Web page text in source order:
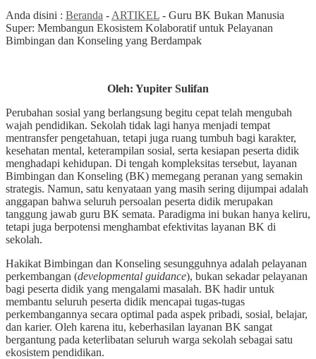
Anda disini : Beranda - ARTIKEL - Guru BK Bukan Manusia
Super: Membangun Ekosistem Kolaboratif untuk Pelayanan
Bimbingan dan Konseling yang Berdampak
Oleh: Yupiter Sulifan
Perubahan sosial yang berlangsung begitu cepat telah mengubah
wajah pendidikan. Sekolah tidak lagi hanya menjadi tempat
mentransfer pengetahuan, tetapi juga ruang tumbuh bagi karakter,
kesehatan mental, keterampilan sosial, serta kesiapan peserta didik
menghadapi kehidupan. Di tengah kompleksitas tersebut, layanan
Bimbingan dan Konseling (BK) memegang peranan yang semakin
strategis. Namun, satu kenyataan yang masih sering dijumpai adalah
anggapan bahwa seluruh persoalan peserta didik merupakan
tanggung jawab guru BK semata. Paradigma ini bukan hanya keliru,
tetapi juga berpotensi menghambat efektivitas layanan BK di
sekolah.
Hakikat Bimbingan dan Konseling sesungguhnya adalah pelayanan
perkembangan (developmental guidance), bukan sekadar pelayanan
bagi peserta didik yang mengalami masalah. BK hadir untuk
membantu seluruh peserta didik mencapai tugas-tugas
perkembangannya secara optimal pada aspek pribadi, sosial, belajar,
dan karier. Oleh karena itu, keberhasilan layanan BK sangat
bergantung pada keterlibatan seluruh warga sekolah sebagai satu
ekosistem pendidikan.